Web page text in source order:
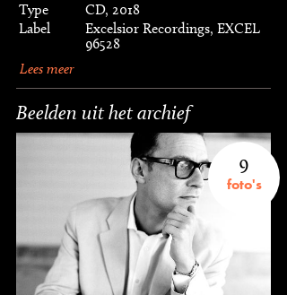
Type
CD, 2018
Label
Excelsior Recordings, EXCEL
96528
Lees meer
Beelden uit het archief
9
foto's